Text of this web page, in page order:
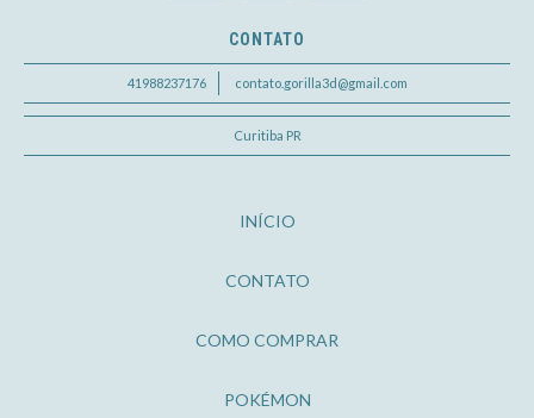
CONTATO
41988237176 contato.gorilla3d@gmail.com
Curitiba PR
INÍCIO
CONTATO
COMO COMPRAR
POKÉMON